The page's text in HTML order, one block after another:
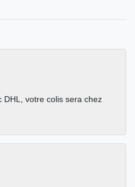
DHL, votre colis sera chez